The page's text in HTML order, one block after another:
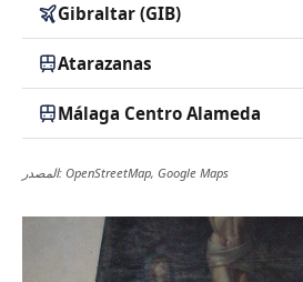
Gibraltar (GIB)
Atarazanas
Málaga Centro Alameda
المصدر: OpenStreetMap, Google Maps